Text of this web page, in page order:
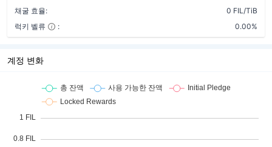
채굴 효율:
0 FIL/TiB
럭키 벨류
: 0.00%
계정 변화